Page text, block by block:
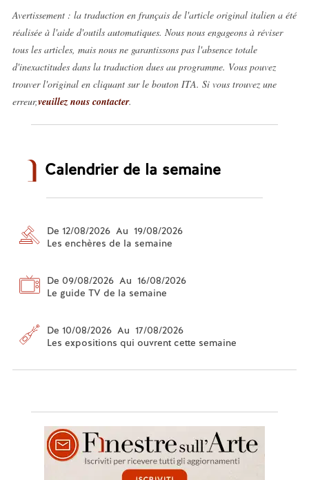
Avertissement : la traduction en français de l'article original italien a été
réalisée à l'aide d'outils automatiques. Nous nous engageons à réviser
tous les articles, mais nous ne garantissons pas l'absence totale
d'inexactitudes dans la traduction dues au programme. Vous pouvez
trouver l'original en cliquant sur le bouton ITA. Si vous trouvez une
erreur,veuillez nous contacter.
Calendrier de la semaine
De 12/08/2026 Au 19/08/2026
Les enchères de la semaine
De 09/08/2026 Au 16/08/2026
Le guide TV de la semaine
De 10/08/2026 Au 17/08/2026
Les expositions qui ouvrent cette semaine